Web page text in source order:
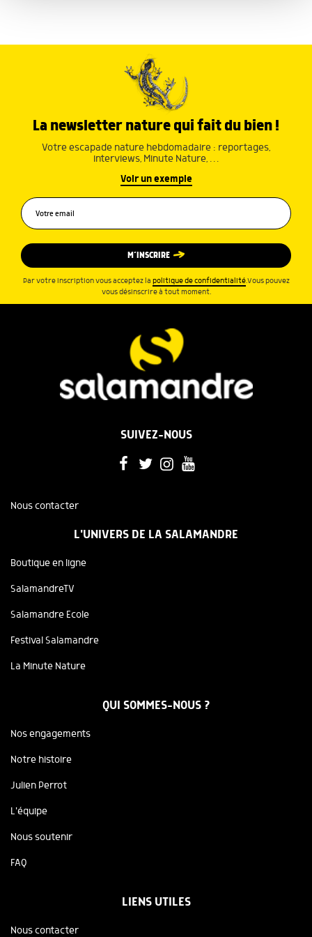
La newsletter nature qui fait du bien !
Votre escapade nature hebdomadaire : reportages,
interviews, Minute Nature, …
Voir un exemple
M’INSCRIRE
Par votre inscription vous acceptez la politique de confidentialité.Vous pouvez
vous désinscrire à tout moment.
SUIVEZ-NOUS
Nous contacter
L'UNIVERS DE LA SALAMANDRE
Boutique en ligne
SalamandreTV
Salamandre Ecole
Festival Salamandre
La Minute Nature
QUI SOMMES-NOUS ?
Nos engagements
Notre histoire
Julien Perrot
L'équipe
Nous soutenir
FAQ
LIENS UTILES
Nous contacter